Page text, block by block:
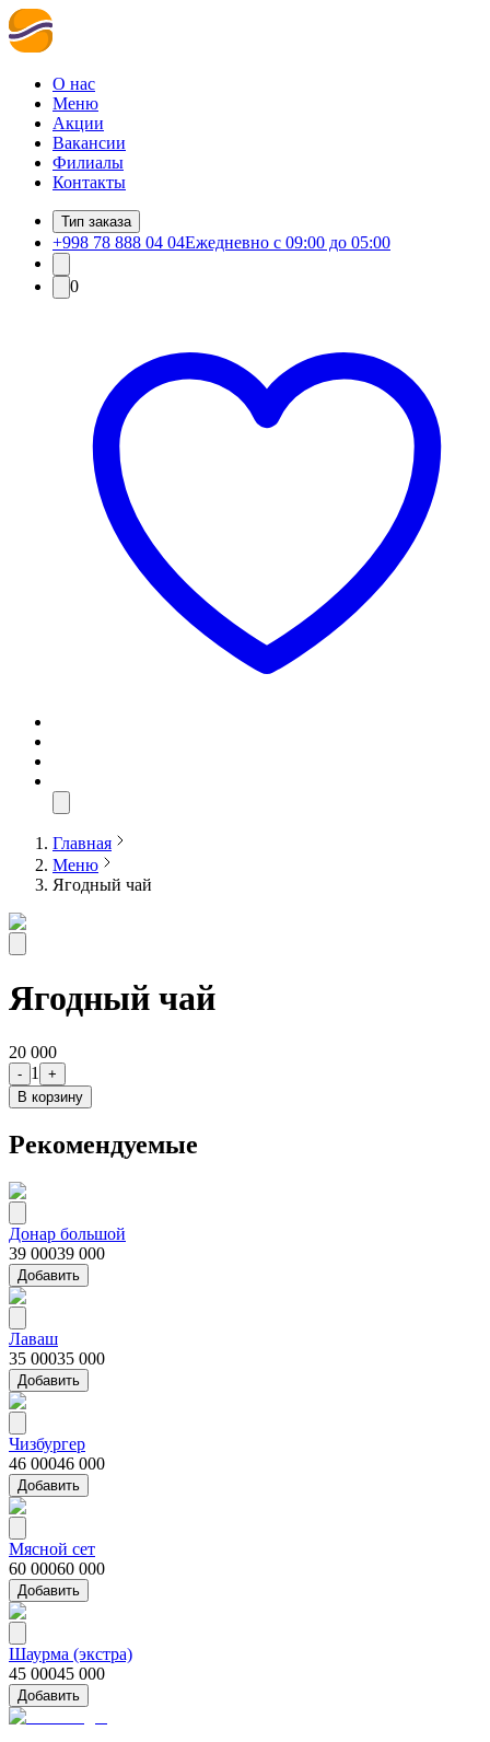
О нас
Меню
Акции
Вакансии
Филиалы
Контакты
Тип заказа
+998 78 888 04 04Ежедневно с 09:00 до 05:00
0
Главная
Меню
Ягодный чай
Ягодный чай
20 000
- 1
+
В корзину
Рекомендуемые
Донар большой
39 00039 000
Добавить
Лаваш
35 00035 000
Добавить
Чизбургер
46 00046 000
Добавить
Мясной сет
60 00060 000
Добавить
Шаурма (экстра)
45 00045 000
Добавить